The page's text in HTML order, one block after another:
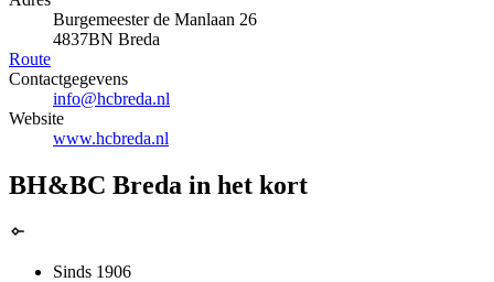
Burgemeester de Manlaan 26
4837BN Breda
Route
Contactgegevens
info@hcbreda.nl
Website
www.hcbreda.nl
BH&BC Breda in het kort
Sinds 1906